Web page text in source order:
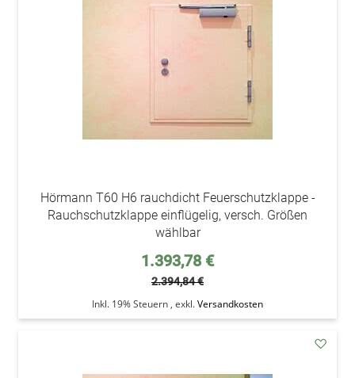
Hörmann T60 H6 rauchdicht Feuerschutzklappe -
Rauchschutzklappe einflügelig, versch. Größen
wählbar
Sonderpreis
1.393,78 €
2.394,84 €
Inkl. 19% Steuern , exkl.Versandkosten